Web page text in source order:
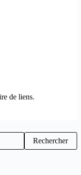
de liens.
Rechercher